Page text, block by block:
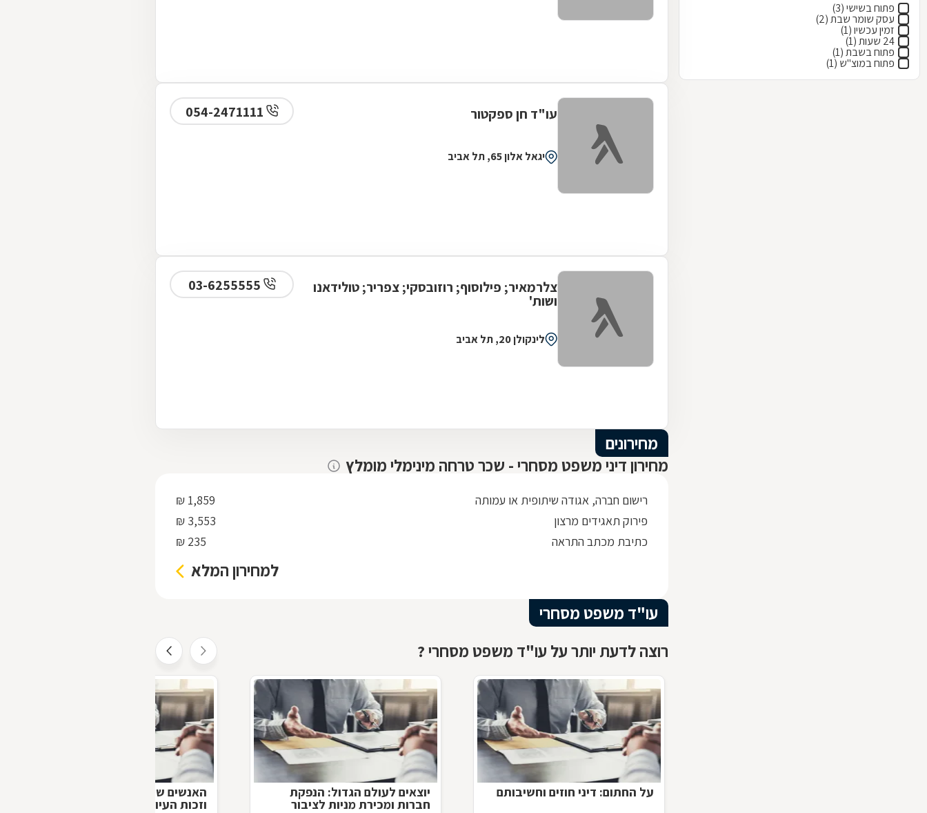
פתוח בשישי (3)
עסק שומר שבת (2)
זמין עכשיו (1)
24 שעות (1)
פתוח בשבת (1)
פתוח במוצ"ש (1)
עו"ד חן ספקטור
יגאל אלון 65, תל אביב
צלרמאיר; פילוסוף; רוזובסקי; צפריר; טולידאנו
ושות'
לינקולן 20, תל אביב
מחירונים
מחירון דיני משפט מסחרי - שכר טרחה מינימלי מומלץ
רישום חברה, אגודה שיתופית או עמותה
1,859 ₪
פירוק תאגידים מרצון
3,553 ₪
כתיבת מכתב התראה
235 ₪
למחירון המלא
עו"ד משפט מסחרי
רוצה לדעת יותר על עו"ד משפט מסחרי ?
על החתום: דיני חוזים וחשיבותם יוצאים לעולם הגדול: הנפקת
חברות ומכירת מניות לציבור
האנשים שיודעים יותר: דירקטורים
וזכות העיון במסמכים